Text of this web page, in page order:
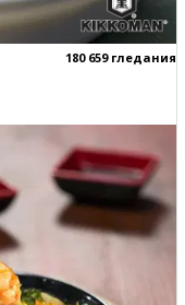
180 659 гледания